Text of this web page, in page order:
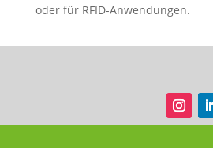
oder für RFID-Anwendungen.